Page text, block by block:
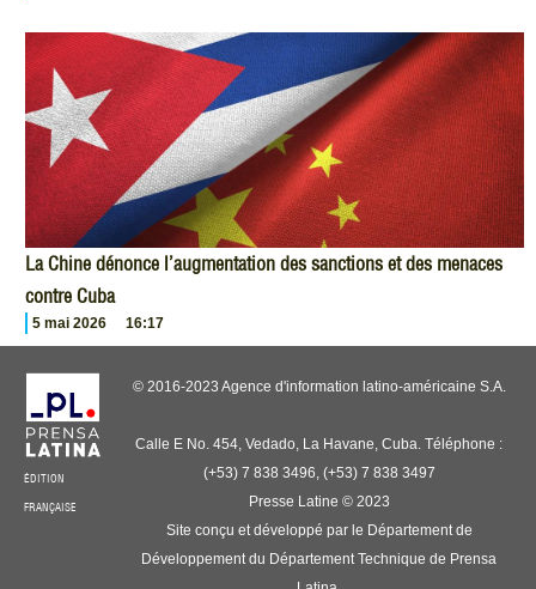
La Chine dénonce l’augmentation des sanctions et des menaces
contre Cuba
5 mai 2026 16:17
ÉDITION
FRANÇAISE
© 2016-2023 Agence d'information latino-américaine S.A.
Calle E No. 454, Vedado, La Havane, Cuba. Téléphone :
(+53) 7 838 3496, (+53) 7 838 3497
Presse Latine © 2023
Site conçu et développé par le Département de
Développement du Département Technique de Prensa